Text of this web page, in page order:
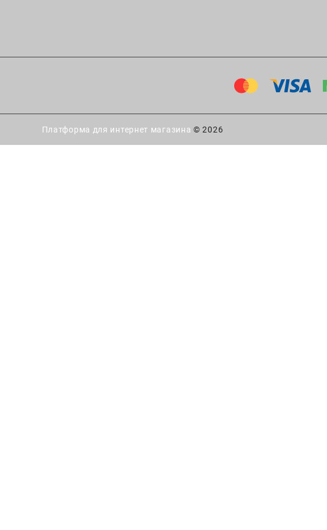
Платформа для интернет магазина © 2026